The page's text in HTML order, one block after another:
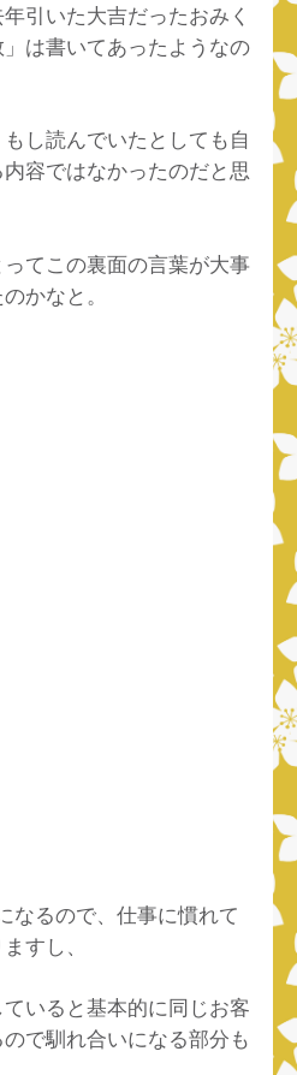
引いた大吉だったおみく
は書いてあったようなの
し読んでいたとしても自
容ではなかったのだと思
てこの裏面の言葉が大事
かなと。
なるので、仕事に慣れて
すし、
いると基本的に同じお客
で馴れ合いになる部分も